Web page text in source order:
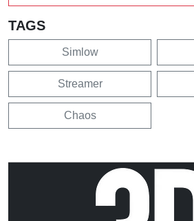
TAGS
Simlow
Streamer
Chaos